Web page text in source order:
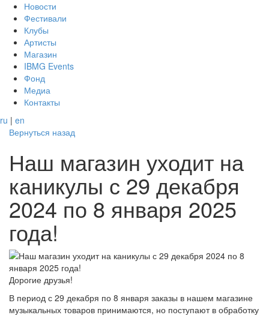
Новости
Фестивали
Клубы
Артисты
Магазин
IBMG Events
Фонд
Медиа
Контакты
ru | en
Вернуться назад
Наш магазин уходит на
каникулы с 29 декабря
2024 по 8 января 2025
года!
Дорогие друзья!
В период с 29 декабря по 8 января заказы в нашем магазине
музыкальных товаров принимаются, но поступают в обработку